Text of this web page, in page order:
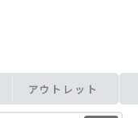
アウトレット